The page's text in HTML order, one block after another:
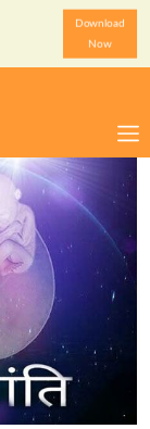
StarzSpeak
Download
Now